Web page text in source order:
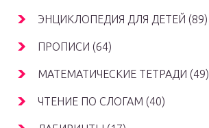
ЭНЦИКЛОПЕДИЯ ДЛЯ ДЕТЕЙ (89)
ПРОПИСИ (64)
МАТЕМАТИЧЕСКИЕ ТЕТРАДИ (49)
ЧТЕНИЕ ПО СЛОГАМ (40)